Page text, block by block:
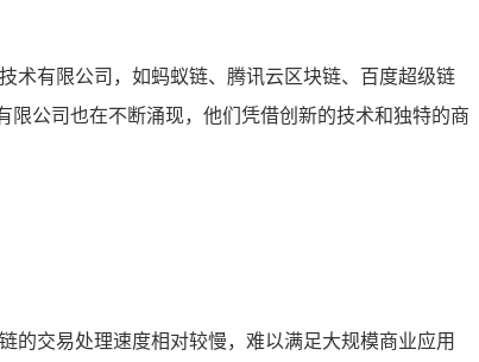
术有限公司，如蚂蚁链、腾讯云区块链、百度超级链
公司也在不断涌现，他们凭借创新的技术和独特的商
的交易处理速度相对较慢，难以满足大规模商业应用